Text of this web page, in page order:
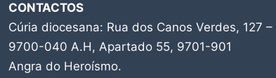
CONTACTOS
Cúria diocesana: Rua dos Canos Verdes, 127 –
9700-040 A.H, Apartado 55, 9701-901
Angra do Heroísmo.